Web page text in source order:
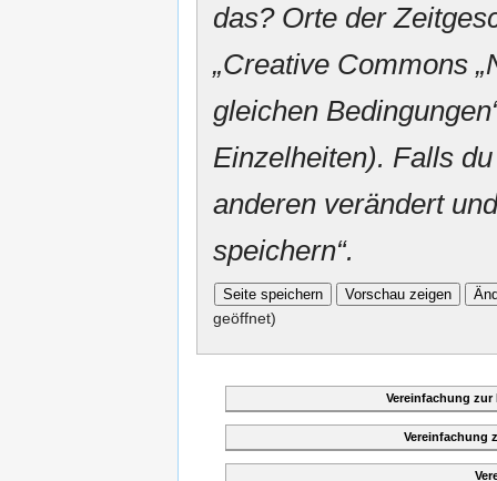
das? Orte der
„Creative Commons
gleichen
Einzelheiten). Falls
anderen verändert
speichern“.
geöffnet)
Vereinfachung
Vereinfachung